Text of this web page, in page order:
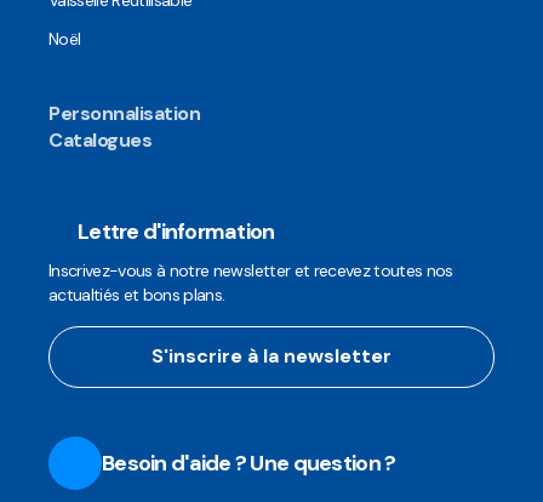
Noël
Personnalisation
Catalogues
Lettre d'information
Inscrivez-vous à notre newsletter et recevez toutes nos
actualtiés et bons plans.
S'inscrire à la newsletter
Besoin d'aide ? Une question ?